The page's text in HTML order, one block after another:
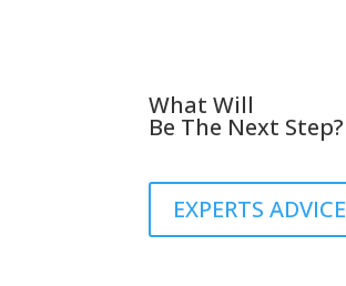
What Will
Be The Next Step?
EXPERTS ADVICE